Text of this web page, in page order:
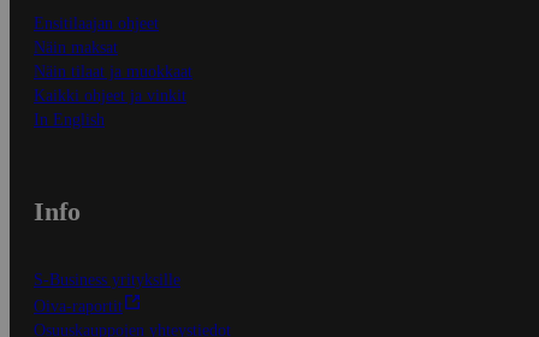
Ensitilaajan ohjeet
Näin maksat
Näin tilaat ja muokkaat
Kaikki ohjeet ja vinkit
In English
Info
S-Business yrityksille
Oiva-raportit
Osuuskauppojen yhteystiedot